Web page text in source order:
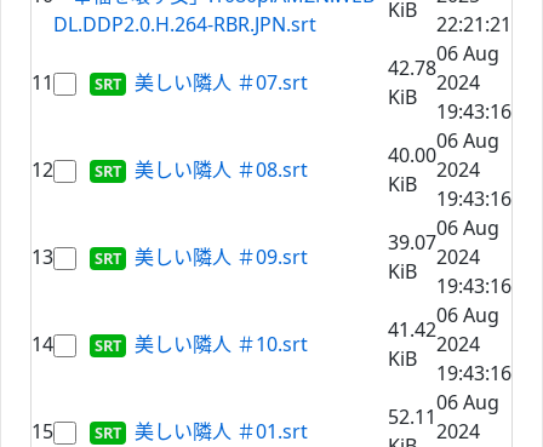
DL.DDP2.0.H.264-RBR.JPN.srt
KiB
22:21:21
11 美しい隣人 ＃07.srt
42.78
KiB
06 Aug
2024
19:43:16
12 美しい隣人 ＃08.srt
40.00
KiB
06 Aug
2024
19:43:16
13 美しい隣人 ＃09.srt
39.07
KiB
06 Aug
2024
19:43:16
14 美しい隣人 ＃10.srt
41.42
KiB
06 Aug
2024
19:43:16
15 美しい隣人 ＃01.srt
52.11
06 Aug
2024